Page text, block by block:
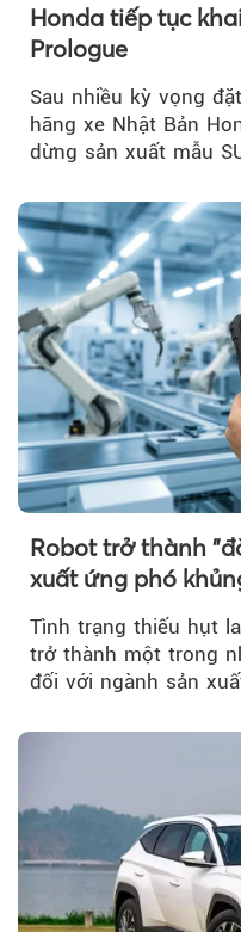
Honda tiếp tục
Prologue
Sau nhiều kỳ vọng
hãng xe Nhật Bản
dừng sản xuất mẫu
Robot trở thành
xuất ứng phó
Tình trạng thiếu hụt
trở thành một trong
đối với ngành sản